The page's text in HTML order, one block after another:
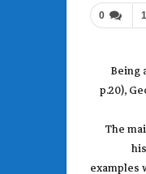
0
Being
p.20),
The
examples